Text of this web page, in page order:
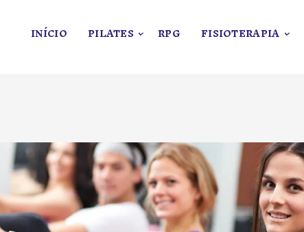
INÍCIO PILATES RPG FISIOTERAPIA